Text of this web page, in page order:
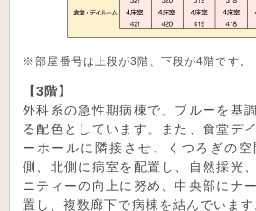
部屋番号は上段が3階、下段が4階です。
【3階】
外科系の急性期病棟で、ブルーを基
る配色としています。また、食堂デ
ーホールに隣接させ、くつろぎの
側、北側に病室を配置し、自然採光
ニティーの向上に努め、中央部にナ
置し、複数廊下で病棟を結んでいます